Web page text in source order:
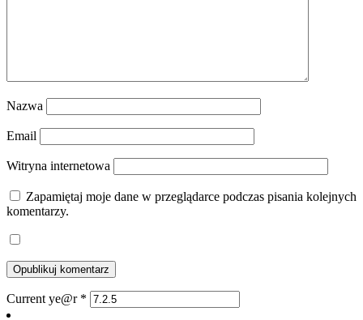
Nazwa
Email
Witryna internetowa
Zapamiętaj moje dane w przeglądarce podczas pisania kolejnych
komentarzy.
Current ye@r *